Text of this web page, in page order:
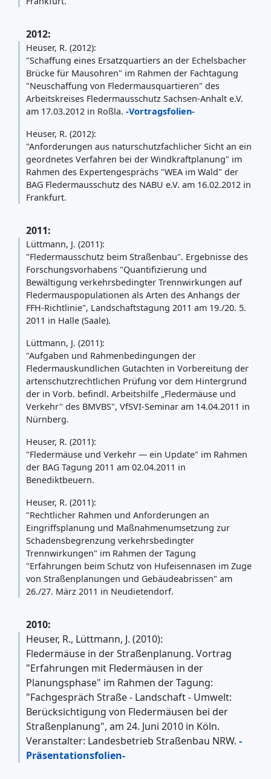
2012:
Heuser, R. (2012):
"Schaffung eines Ersatzquartiers an der Echelsbacher
Brücke für Mausohren" im Rahmen der Fachtagung
"Neuschaffung von Fledermausquartieren" des
Arbeitskreises Fledermausschutz Sachsen-Anhalt e.V.
am 17.03.2012 in Roßla. -Vortragsfolien-
Heuser, R. (2012):
"Anforderungen aus naturschutzfachlicher Sicht an ein
geordnetes Verfahren bei der Windkraftplanung" im
Rahmen des Expertengesprächs "WEA im Wald" der
BAG Fledermausschutz des NABU e.V. am 16.02.2012 in
Frankfurt.
2011:
Lüttmann, J. (2011):
"Fledermausschutz beim Straßenbau". Ergebnisse des
Forschungsvorhabens "Quantifizierung und
Bewältigung verkehrsbedingter Trennwirkungen auf
Fledermauspopulationen als Arten des Anhangs der
FFH-Richtlinie", Landschaftstagung 2011 am 19./20. 5.
2011 in Halle (Saale).
Lüttmann, J. (2011):
"Aufgaben und Rahmenbedingungen der
Fledermauskundlichen Gutachten in Vorbereitung der
artenschutzrechtlichen Prüfung vor dem Hintergrund
der in Vorb. befindl. Arbeitshilfe „Fledermäuse und
Verkehr" des BMVBS", VfSVI-Seminar am 14.04.2011 in
Nürnberg.
Heuser, R. (2011):
"Fledermäuse und Verkehr — ein Update" im Rahmen
der BAG Tagung 2011 am 02.04.2011 in
Benediktbeuern.
Heuser, R. (2011):
"Rechtlicher Rahmen und Anforderungen an
Eingriffsplanung und Maßnahmenumsetzung zur
Schadensbegrenzung verkehrsbedingter
Trennwirkungen" im Rahmen der Tagung
"Erfahrungen beim Schutz von Hufeisennasen im Zuge
von Straßenplanungen und Gebäudeabrissen" am
26./27. März 2011 in Neudietendorf.
2010:
Heuser, R., Lüttmann, J. (2010):
Fledermäuse in der Straßenplanung. Vortrag
"Erfahrungen mit Fledermäusen in der
Planungsphase" im Rahmen der Tagung:
"Fachgespräch Straße - Landschaft - Umwelt:
Berücksichtigung von Fledermäusen bei der
Straßenplanung", am 24. Juni 2010 in Köln.
Veranstalter: Landesbetrieb Straßenbau NRW. -
Präsentationsfolien-